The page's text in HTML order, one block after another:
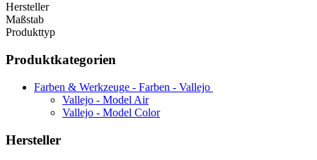
Hersteller
Maßstab
Produkttyp
Produktkategorien
Farben & Werkzeuge - Farben - Vallejo
Vallejo - Model Air
Vallejo - Model Color
Hersteller